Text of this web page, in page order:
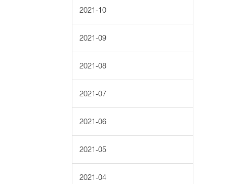
2021-10
2021-09
2021-08
2021-07
2021-06
2021-05
2021-04